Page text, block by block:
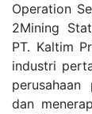
Operation
2Mining
PT. Kaltim
industri
dan